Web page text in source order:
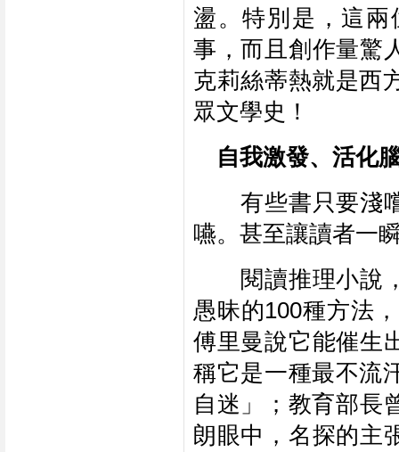
盪。特別是，這
事，而且創作量驚
克莉絲蒂熱就是西
眾文學史！
自我激發、活化
有些書只要淺嚐
嚥。甚至讓讀者一
閱讀推理小說，
愚昧的100種方法
傅里曼說它能催生
稱它是一種最不流
自迷」；教育部長
朗眼中，名探的主